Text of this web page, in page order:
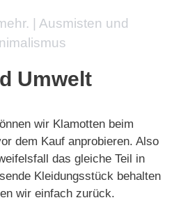
| Ausmisten und
Umwelt
wir Klamotten beim
dem Kauf anprobieren. Also
das gleiche Teil in
Kleidungsstück behalten
wir einfach zurück.